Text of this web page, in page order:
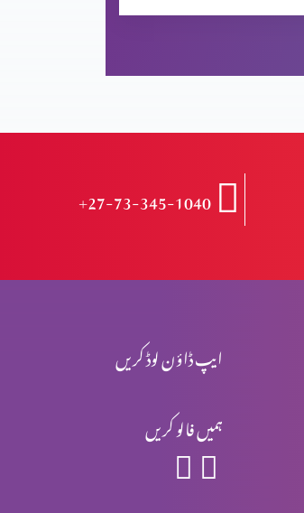
+27-73-345-1040
ایپ ڈاؤن لوڈ کریں
ہمیں فالو کریں